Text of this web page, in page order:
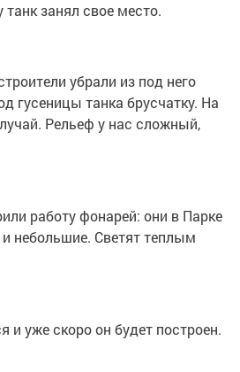
занял свое место.
убрали из под него
гусеницы танка брусчатку. На
Рельеф у нас сложный,
работу фонарей: они в Парке
небольшие. Светят теплым
уже скоро он будет построен.